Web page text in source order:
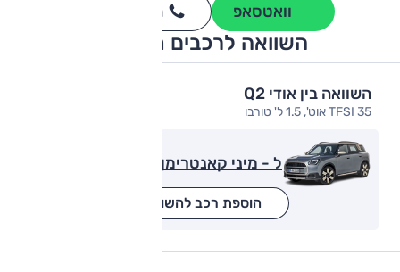
וואטסאפ חייגו
השוואה לרכבים מתחרים
השוואה בין אודי Q2
35 TFSI אוט', 1.5 ל' טורבו
ל - מיני קאנטרימן
הוספת רכב להשוואה